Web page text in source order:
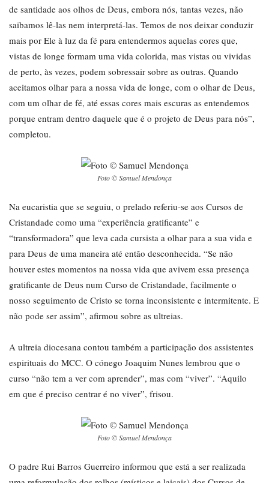
de santidade aos olhos de Deus, embora nós, tantas vezes, não
saibamos lê-las nem interpretá-las. Temos de nos deixar conduzir
mais por Ele à luz da fé para entendermos aquelas cores que,
vistas de longe formam uma vida colorida, mas vistas ou vividas
de perto, às vezes, podem sobressair sobre as outras. Quando
aceitamos olhar para a nossa vida de longe, com o olhar de Deus,
com um olhar de fé, até essas cores mais escuras as entendemos
porque entram dentro daquele que é o projeto de Deus para nós”,
completou.
Foto © Samuel Mendonça
Na eucaristia que se seguiu, o prelado referiu-se aos Cursos de
Cristandade como uma “experiência gratificante” e
“transformadora” que leva cada cursista a olhar para a sua vida e
para Deus de uma maneira até então desconhecida. “Se não
houver estes momentos na nossa vida que avivem essa presença
gratificante de Deus num Curso de Cristandade, facilmente o
nosso seguimento de Cristo se torna inconsistente e intermitente. E
não pode ser assim”, afirmou sobre as ultreias.
A ultreia diocesana contou também a participação dos assistentes
espirituais do MCC. O cónego Joaquim Nunes lembrou que o
curso “não tem a ver com aprender”, mas com “viver”. “Aquilo
em que é preciso centrar é no viver”, frisou.
Foto © Samuel Mendonça
O padre Rui Barros Guerreiro informou que está a ser realizada